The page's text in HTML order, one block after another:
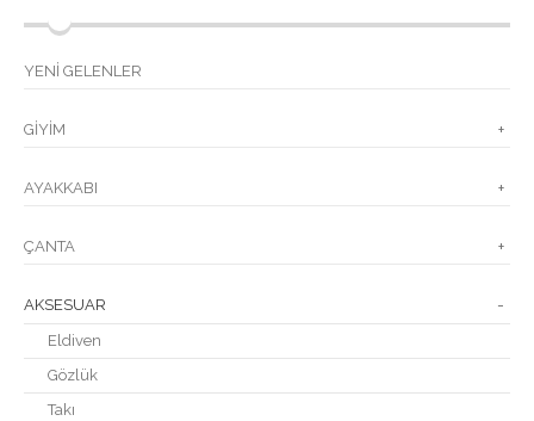
YENİ GELENLER
GİYİM +
AYAKKABI +
ÇANTA +
AKSESUAR -
Eldiven
Gözlük
Takı